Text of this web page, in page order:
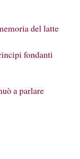
del latte
fondanti
a parlare